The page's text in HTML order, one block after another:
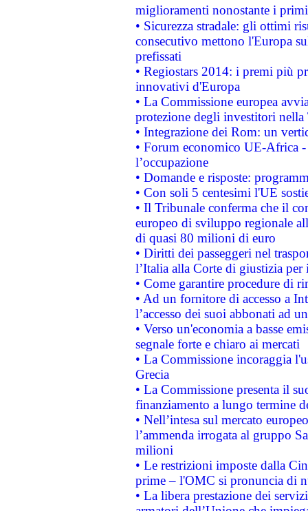
miglioramenti nonostante i
• Sicurezza stradale: gli ottimi
consecutivo mettono l'Europa
prefissati
• Regiostars 2014: i premi più
innovativi d'Europa
• La Commissione europea
protezione degli investitori
• Integrazione dei Rom: un
• Forum economico UE-Africa -
l’occupazione
• Domande e risposte:
• Con soli 5 centesimi l'UE
• Il Tribunale conferma che il
europeo di sviluppo regionale
di quasi 80 milioni di euro
• Diritti dei passeggeri nel
l’Italia alla Corte di giustizia
• Come garantire procedure di
• Ad un fornitore di accesso a
l’accesso dei suoi abbonati ad
• Verso un'economia a basse
segnale forte e chiaro ai mercati
• La Commissione incoraggia
Grecia
• La Commissione presenta il
finanziamento a lungo termine
• Nell’intesa sul mercato
l’ammenda irrogata al gruppo
milioni
• Le restrizioni imposte dalla
prime – l'OMC si pronuncia di
• La libera prestazione dei